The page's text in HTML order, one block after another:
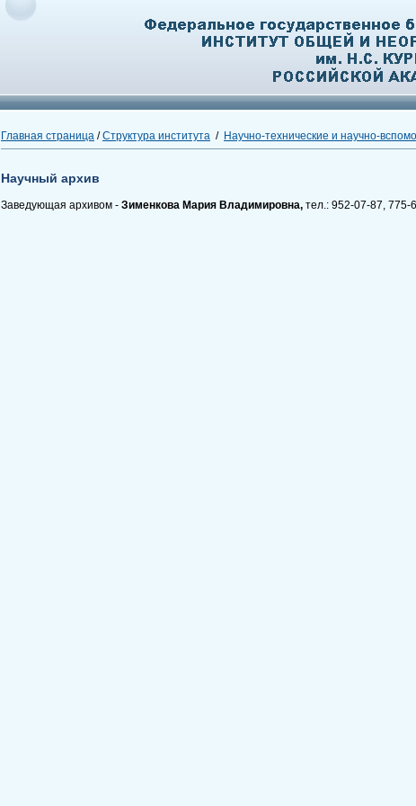
Главная страница /Структура института / Научно-технические и научно-
Научный архив
Заведующая архивом - Зименкова Мария Владимировна, тел.: 952-07-87, 775-